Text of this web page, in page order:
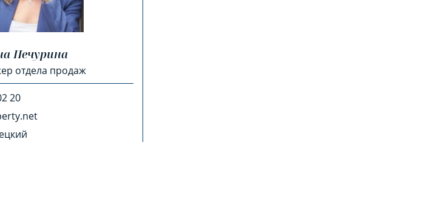
Печурина
отдела продаж
20